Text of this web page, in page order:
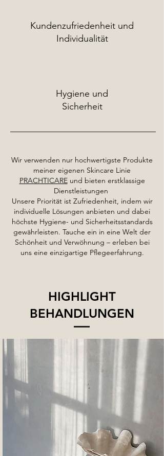
Kundenzufriedenheit und
Individualität
Hygiene und
Sicherheit
Wir verwenden nur hochwertigste Produkte
meiner eigenen Skincare Linie
PRACHTICAREund bieten erstklassige
Dienstleistungen
Unsere Priorität ist Zufriedenheit, indem wir
individuelle Lösungen anbieten und dabei
höchste Hygiene- und Sicherheitsstandards
gewährleisten. Tauche ein in eine Welt der
Schönheit und Verwöhnung – erleben bei
uns eine einzigartige Pflegeerfahrung.
HIGHLIGHT
BEHANDLUNGEN